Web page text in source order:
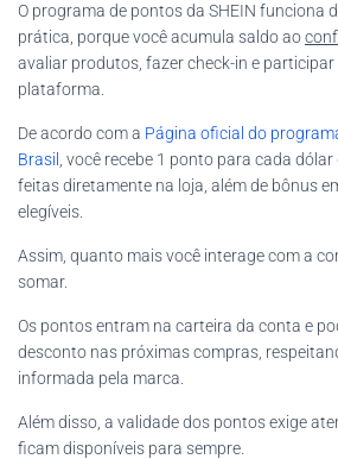
O programa de pontos da SHEIN funciona
prática, porque você acumula saldo ao
avaliar produtos, fazer check-in e participar
plataforma.
De acordo com a Página oficial do
Brasil
, você recebe 1 ponto para cada
feitas diretamente na loja, além de bônus
elegíveis.
Assim, quanto mais você interage com a
somar.
Os pontos entram na carteira da conta e
desconto nas próximas compras,
informada pela marca.
Além disso, a validade dos pontos exige
ficam disponíveis para sempre.